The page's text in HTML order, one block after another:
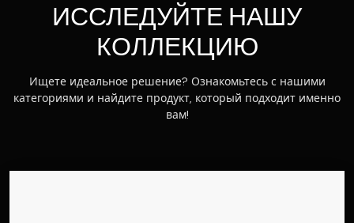
ИССЛЕДУЙТЕ НАШУ
КОЛЛЕКЦИЮ
Ищете идеальное решение? Ознакомьтесь с нашими
категориями и найдите продукт, который подходит именно
вам!